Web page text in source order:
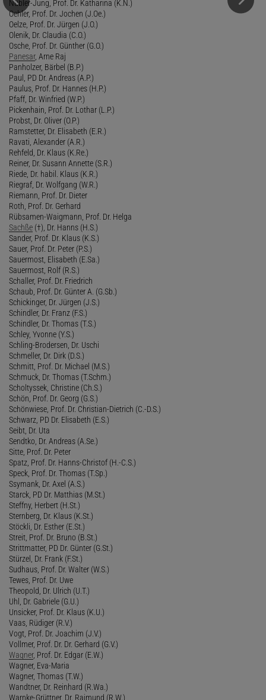
Nübler-Jung, Prof. Dr. Katharina (K.N.)
Oehler, Prof. Dr. Jochen (J.Oe.)
Oelze, Prof. Dr. Jürgen (J.O.)
Olenik, Dr. Claudia (C.O.)
Osche, Prof. Dr. Günther (G.O.)
Panesar, Arne Raj
Panholzer, Bärbel (B.P.)
Paul, PD Dr. Andreas (A.P.)
Paulus, Prof. Dr. Hannes (H.P.)
Pfaff, Dr. Winfried (W.P.)
Pickenhain, Prof. Dr. Lothar (L.P.)
Probst, Dr. Oliver (O.P.)
Ramstetter, Dr. Elisabeth (E.R.)
Ravati, Alexander (A.R.)
Rehfeld, Dr. Klaus (K.Re.)
Reiner, Dr. Susann Annette (S.R.)
Riede, Dr. habil. Klaus (K.R.)
Riegraf, Dr. Wolfgang (W.R.)
Riemann, Prof. Dr. Dieter
Roth, Prof. Dr. Gerhard
Rübsamen-Waigmann, Prof. Dr. Helga
Sachße (†), Dr. Hanns (H.S.)
Sander, Prof. Dr. Klaus (K.S.)
Sauer, Prof. Dr. Peter (P.S.)
Sauermost, Elisabeth (E.Sa.)
Sauermost, Rolf (R.S.)
Schaller, Prof. Dr. Friedrich
Schaub, Prof. Dr. Günter A. (G.Sb.)
Schickinger, Dr. Jürgen (J.S.)
Schindler, Dr. Franz (F.S.)
Schindler, Dr. Thomas (T.S.)
Schley, Yvonne (Y.S.)
Schling-Brodersen, Dr. Uschi
Schmeller, Dr. Dirk (D.S.)
Schmitt, Prof. Dr. Michael (M.S.)
Schmuck, Dr. Thomas (T.Schm.)
Scholtyssek, Christine (Ch.S.)
Schön, Prof. Dr. Georg (G.S.)
Schönwiese, Prof. Dr. Christian-Dietrich (C.-D.S.)
Schwarz, PD Dr. Elisabeth (E.S.)
Seibt, Dr. Uta
Sendtko, Dr. Andreas (A.Se.)
Sitte, Prof. Dr. Peter
Spatz, Prof. Dr. Hanns-Christof (H.-C.S.)
Speck, Prof. Dr. Thomas (T.Sp.)
Ssymank, Dr. Axel (A.S.)
Starck, PD Dr. Matthias (M.St.)
Steffny, Herbert (H.St.)
Sternberg, Dr. Klaus (K.St.)
Stöckli, Dr. Esther (E.St.)
Streit, Prof. Dr. Bruno (B.St.)
Strittmatter, PD Dr. Günter (G.St.)
Stürzel, Dr. Frank (F.St.)
Sudhaus, Prof. Dr. Walter (W.S.)
Tewes, Prof. Dr. Uwe
Theopold, Dr. Ulrich (U.T.)
Uhl, Dr. Gabriele (G.U.)
Unsicker, Prof. Dr. Klaus (K.U.)
Vaas, Rüdiger (R.V.)
Vogt, Prof. Dr. Joachim (J.V.)
Vollmer, Prof. Dr. Dr. Gerhard (G.V.)
Wagner, Prof. Dr. Edgar (E.W.)
Wagner, Eva-Maria
Wagner, Thomas (T.W.)
Wandtner, Dr. Reinhard (R.Wa.)
Warnke-Grüttner, Dr. Raimund (R.W.)